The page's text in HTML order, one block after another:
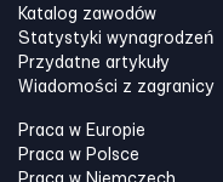
Katalog zawodów
Statystyki wynagrodzeń
Przydatne artykuły
Wiadomości z zagranicy
Praca w Europie
Praca w Polsce